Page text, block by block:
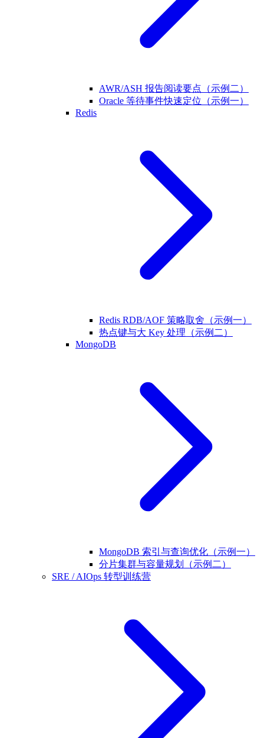
AWR/ASH 报告阅读要点（示例二）
Oracle 等待事件快速定位（示例一）
Redis
Redis RDB/AOF 策略取舍（示例一）
热点键与大 Key 处理（示例二）
MongoDB
MongoDB 索引与查询优化（示例一）
分片集群与容量规划（示例二）
SRE / AIOps 转型训练营